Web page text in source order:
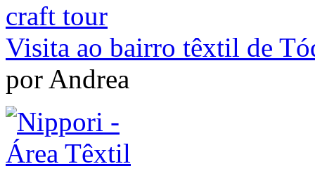
craft tour
Visita ao bairro têxtil de
por Andrea